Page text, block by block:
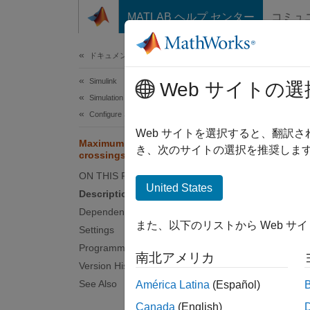
コンテンツへスキップ
MATLAB ヘルプ センター コミュ
ドキュメンテーションのホーム
Simulink
Simulation
Configure Simulation Conditions
Maximum number of zero-
crossings per step
ON THIS PAGE
Description
Dependencies
Settings
Programmatic Use
Version History
See Also
Since
When
To
Web サイトの選
Web サイトを選択すると、翻訳
き、次のサイトの選択を推奨しま
United States
また、以下のリストから Web サ
南北アメリカ
América Latina (Español)
Canada (English)